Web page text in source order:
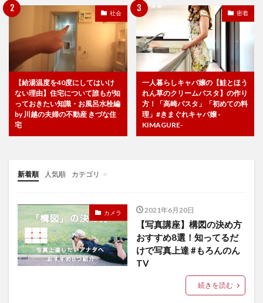
社会
【給湯温度を40度にしてはいけ
ない理由】住宅について誰もが知
っておきたい知識・お風呂水栓編
by 川越の夫婦の不動産 きづな住
宅
密着
一人暮らしキャバ嬢の【鮭とほう
れん草のクリームパスタ】の作り
方！「高崎パスタ」「初めての料
理」#きまぐれキャバ嬢 -
KIMAGURE-
新着順 人気順
カテゴリ
バラエティ
教育
趣味
音楽
ダイエット
美容
カメラ 2021年6月20日
【写真講座】構図の決め方
おすすめ8選！知ってるだ
けで写真上達 #もろんのん
TV
続きを読む